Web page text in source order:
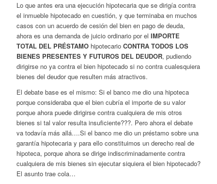
Lo que antes era una ejecución hipotecaria que se dirigía contra
el inmueble hipotecado en cuestión, y que terminaba en muchos
casos con un acuerdo de cesión del bien en pago de deuda,
ahora es una demanda de juicio ordinario por el IMPORTE
TOTAL DEL PRÉSTAMOhipotecario CONTRA TODOS LOS
BIENES PRESENTES Y FUTUROS DEL DEUDOR, pudiendo
dirigirse no ya contra el bien hipotecado si no contra cualesquiera
bienes del deudor que resulten más atractivos.
El debate base es el mismo: Si el banco me dio una hipoteca
porque consideraba que el bien cubría el importe de su valor
porque ahora puede dirigirse contra cualquiera de mis otros
bienes si tal valor resulta insuficiente???. Pero ahora el debate
va todavía más allá….Si el banco me dio un préstamo sobre una
garantía hipotecaria y para ello constituimos un derecho real de
hipoteca, porque ahora se dirige indiscriminadamente contra
cualquiera de mis bienes sin ejecutar siquiera el bien hipotecado?
El asunto trae cola…